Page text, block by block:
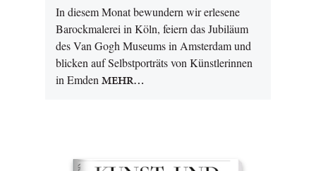
In diesem Monat bewundern wir erlesene
Barockmalerei in Köln, feiern das Jubiläum
des Van Gogh Museums in Amsterdam und
blicken auf Selbstporträts von Künstlerinnen
in EmdenMEHR…